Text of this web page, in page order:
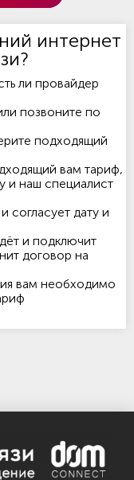
интернет
ли провайдер
позвоните по
подходящий
вам тариф,
и наш специалист
согласует дату и
и подключит
договор на
вам необходимо